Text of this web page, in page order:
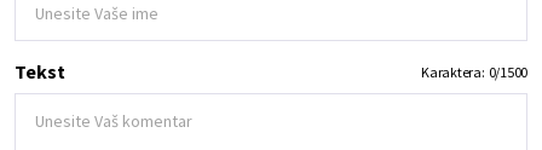
Tekst Karaktera: 0/1500